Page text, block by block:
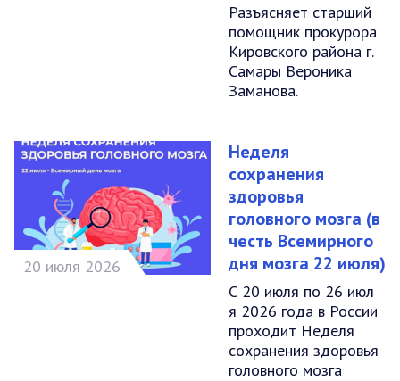
Разъясняет старший
помощник прокурора
Кировского района г.
Самары Вероника
Заманова.
20 июля 2026
Неделя
сохранения
здоровья
головного мозга (в
честь Всемирного
дня мозга 22 июля)
С 20 июля по 26 июл
я 2026 года в России
проходит Неделя
сохранения здоровья
головного мозга